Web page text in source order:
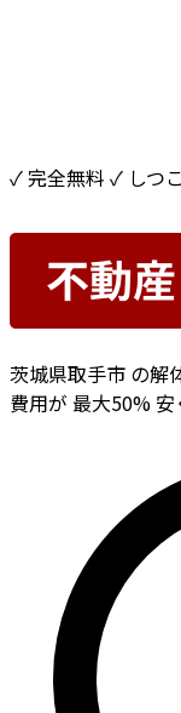
✓ 完全無料 ✓ しつ
茨城県取手市 の解
費用が 最大50%安